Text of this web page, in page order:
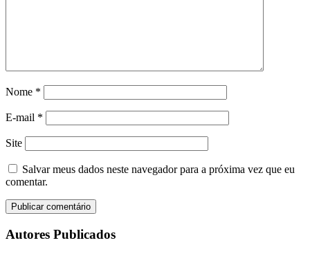
Nome *
E-mail *
Site
Salvar meus dados neste navegador para a próxima vez que eu
comentar.
Autores Publicados